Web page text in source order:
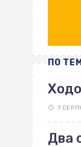
ПО ТЕМІ
7
Два